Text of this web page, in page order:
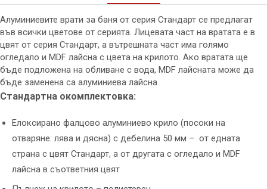
Алуминиевите врати за баня от серия Стандарт се предлагат
във всички цветове от серията. Лицевата част на вратата е в
цвят от серия Стандарт, а вътрешната част има голямо
огледало и MDF лайсна с цвета на крилото. Ако вратата ще
бъде подложена на обливане с вода, MDF лайсната може да
бъде заменена са алуминиева лайсна.
Стандартна окомплектовка:
Елоксирано фалцово алуминиево крило (посоки на
отваряне: лява и дясна) с дебелина 50 мм – от едната
страна с цвят Стандарт, а от другата с огледало и MDF
лайсна в съответния цвят